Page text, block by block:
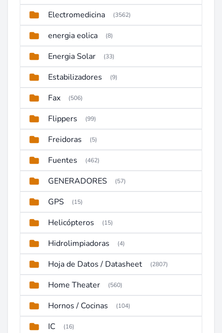
Electromedicina (3562)
energia eolica (8)
Energia Solar (33)
Estabilizadores (9)
Fax (506)
Flippers (99)
Freidoras (5)
Fuentes (462)
GENERADORES (57)
GPS (15)
Helicópteros (15)
Hidrolimpiadoras (4)
Hoja de Datos / Datasheet (2807)
Home Theater (560)
Hornos / Cocinas (104)
IC (16)